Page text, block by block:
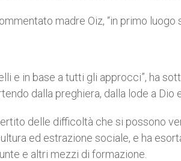
madre Oiz, “in primo
e in base a tutti gli approcci”, ha
dalla preghiera, dalla lode a Dio
delle difficoltà che si possono
ed estrazione sociale, e ha
e altri mezzi di formazione.